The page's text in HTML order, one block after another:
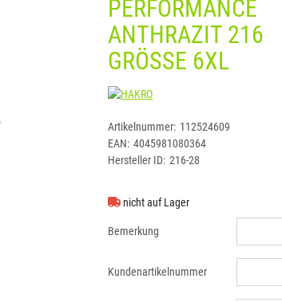
PERFORMANCE
ANTHRAZIT 216
GRÖSSE 6XL
HAKRO
Artikelnummer: 112524609
EAN: 4045981080364
Hersteller ID: 216-28
nicht auf Lager
Bemerkung
Kundenartikelnummer